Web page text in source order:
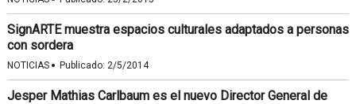
SignARTE muestra espacios culturales adaptados a personas
con sordera
NOTICIAS · Publicado: 2/5/2014
Jesper Mathias Carlbaum es el nuevo Director General de